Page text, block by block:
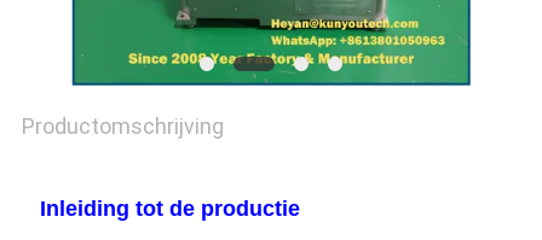
Productomschrijving
Inleiding tot de productie